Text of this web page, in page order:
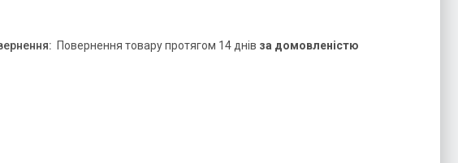
повернення товару протягом 14 днів за домовленістю